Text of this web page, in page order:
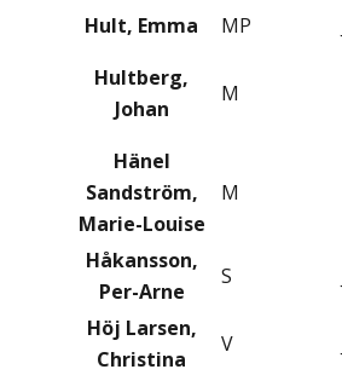
Hult, Emma MP
Hultberg,
Johan
M
Hänel
Sandström,
Marie-Louise
M
Håkansson,
Per-Arne
S
Höj Larsen,
Christina
V